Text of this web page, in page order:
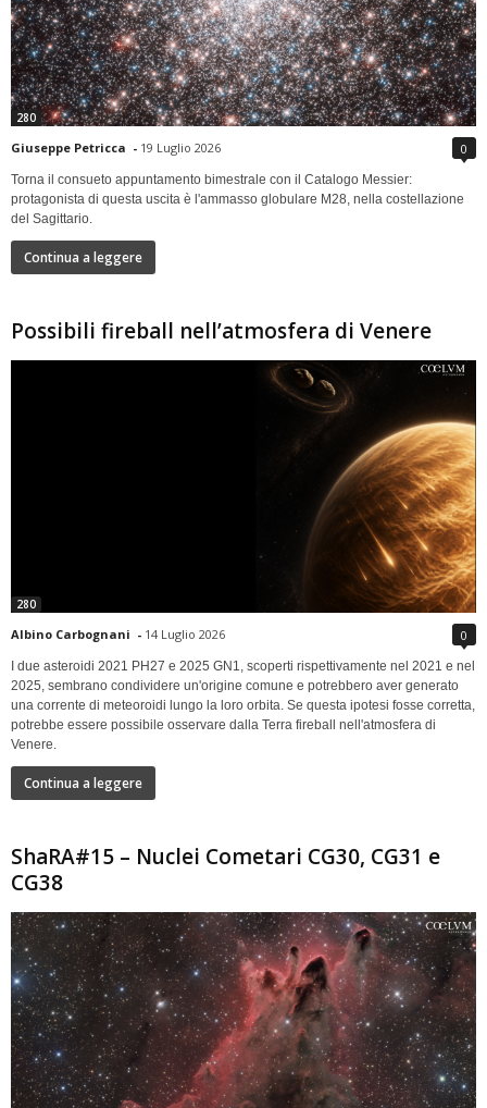
280
Giuseppe Petricca - 19 Luglio 2026 0
Torna il consueto appuntamento bimestrale con il Catalogo Messier:
protagonista di questa uscita è l'ammasso globulare M28, nella costellazione
del Sagittario.
Continua a leggere
Possibili fireball nell’atmosfera di Venere
280
Albino Carbognani - 14 Luglio 2026 0
I due asteroidi 2021 PH27 e 2025 GN1, scoperti rispettivamente nel 2021 e nel
2025, sembrano condividere un'origine comune e potrebbero aver generato
una corrente di meteoroidi lungo la loro orbita. Se questa ipotesi fosse corretta,
potrebbe essere possibile osservare dalla Terra fireball nell'atmosfera di
Venere.
Continua a leggere
ShaRA#15 – Nuclei Cometari CG30, CG31 e
CG38